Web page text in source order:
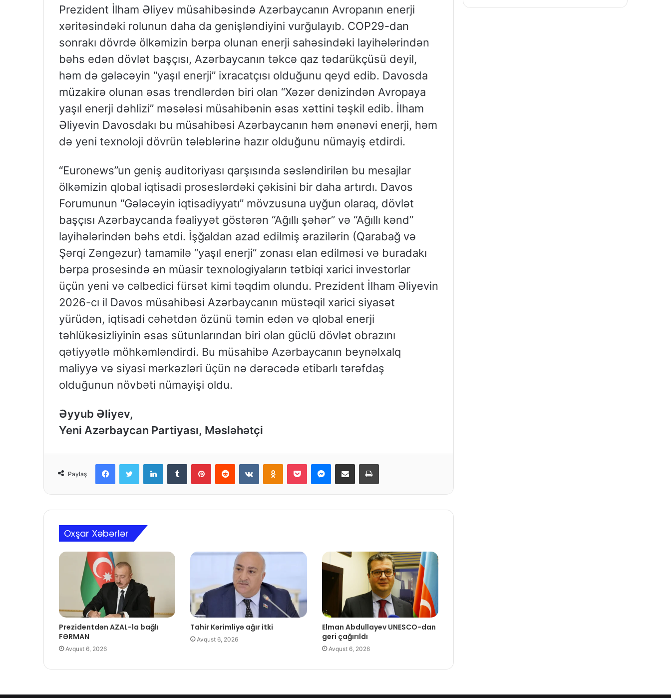
Prezident İlham Əliyev müsahibəsində Azərbaycanın Avropanın enerji
xəritəsindəki rolunun daha da genişləndiyini vurğulayıb. COP29-dan
sonrakı dövrdə ölkəmizin bərpa olunan enerji sahəsindəki layihələrindən
bəhs edən dövlət başçısı, Azərbaycanın təkcə qaz tədarükçüsü deyil,
həm də gələcəyin “yaşıl enerji” ixracatçısı olduğunu qeyd edib. Davosda
müzakirə olunan əsas trendlərdən biri olan “Xəzər dənizindən Avropaya
yaşıl enerji dəhlizi” məsələsi müsahibənin əsas xəttini təşkil edib. İlham
Əliyevin Davosdakı bu müsahibəsi Azərbaycanın həm ənənəvi enerji, həm
də yeni texnoloji dövrün tələblərinə hazır olduğunu nümayiş etdirdi.
“Euronews”un geniş auditoriyası qarşısında səsləndirilən bu mesajlar
ölkəmizin qlobal iqtisadi proseslərdəki çəkisini bir daha artırdı. Davos
Forumunun “Gələcəyin iqtisadiyyatı” mövzusuna uyğun olaraq, dövlət
başçısı Azərbaycanda fəaliyyət göstərən “Ağıllı şəhər” və “Ağıllı kənd”
layihələrindən bəhs etdi. İşğaldan azad edilmiş ərazilərin (Qarabağ və
Şərqi Zəngəzur) tamamilə “yaşıl enerji” zonası elan edilməsi və buradakı
bərpa prosesində ən müasir texnologiyaların tətbiqi xarici investorlar
üçün yeni və cəlbedici fürsət kimi təqdim olundu. Prezident İlham Əliyevin
2026-cı il Davos müsahibəsi Azərbaycanın müstəqil xarici siyasət
yürüdən, iqtisadi cəhətdən özünü təmin edən və qlobal enerji
təhlükəsizliyinin əsas sütunlarından biri olan güclü dövlət obrazını
qətiyyətlə möhkəmləndirdi. Bu müsahibə Azərbaycanın beynəlxalq
maliyyə və siyasi mərkəzləri üçün nə dərəcədə etibarlı tərəfdaş
olduğunun növbəti nümayişi oldu.
Əyyub Əliyev,
Yeni Azərbaycan Partiyası, Məsləhətçi
Paylaş
Oxşar Xəbərlər
Prezidentdən AZAL-la bağlı
FƏRMAN
Avqust 6, 2026
Tahir Kərimliyə ağır itki
Avqust 6, 2026
Elman Abdullayev UNESCO-dan
geri çağırıldı
Avqust 6, 2026